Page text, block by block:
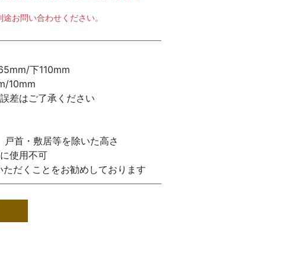
お問い合わせください。
下110mm
10mm
差はご了承ください
首・敷居等を除いた高さ
使用不可
だくことをお勧めしております